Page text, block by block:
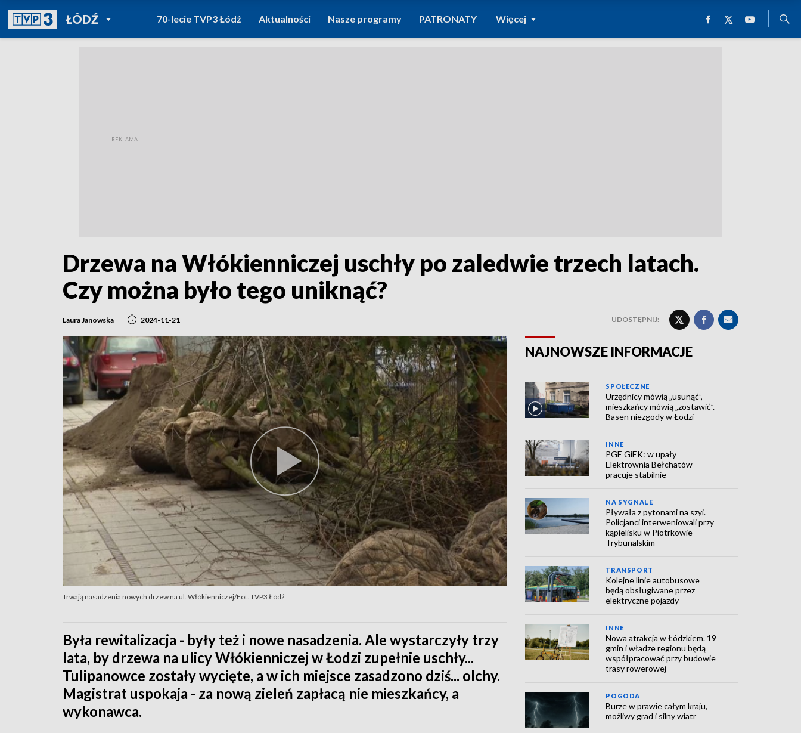
ŁÓDŹPOWRÓT DO
TVP REGIONY
70-lecie TVP3 Łódź Aktualności Nasze programy PATRONATY Więcej
Drzewa na Włókienniczej uschły po zaledwie trzech latach.
Czy można było tego uniknąć?
Laura Janowska 2024-11-21 UDOSTĘPNIJ:
Trwają nasadzenia nowych drzew na ul. Włókienniczej/Fot. TVP3 Łódź
Była rewitalizacja - były też i nowe nasadzenia. Ale wystarczyły trzy
lata, by drzewa na ulicy Włókienniczej w Łodzi zupełnie uschły...
Tulipanowce zostały wycięte, a w ich miejsce zasadzono dziś... olchy.
Magistrat uspokaja - za nową zieleń zapłacą nie mieszkańcy, a
wykonawca.
NAJNOWSZE INFORMACJE
SPOŁECZNE
Urzędnicy mówią „usunąć”,
mieszkańcy mówią „zostawić”.
Basen niezgody w Łodzi
INNE
PGE GiEK: w upały
Elektrownia Bełchatów
pracuje stabilnie
NA SYGNALE
Pływała z pytonami na szyi.
Policjanci interweniowali przy
kąpielisku w Piotrkowie
Trybunalskim
TRANSPORT
Kolejne linie autobusowe
będą obsługiwane przez
elektryczne pojazdy
INNE
Nowa atrakcja w Łódzkiem. 19
gmin i władze regionu będą
współpracować przy budowie
trasy rowerowej
POGODA
Burze w prawie całym kraju,
możliwy grad i silny wiatr